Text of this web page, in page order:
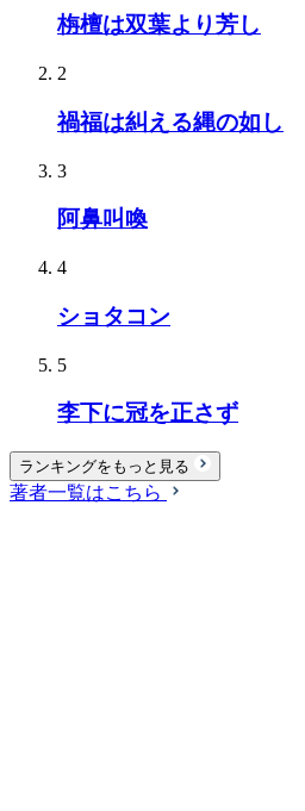
栴檀は双葉より芳し
2
禍福は糾える縄の如し
3
阿鼻叫喚
4
ショタコン
5
李下に冠を正さず
ランキングをもっと見る
著者一覧はこちら